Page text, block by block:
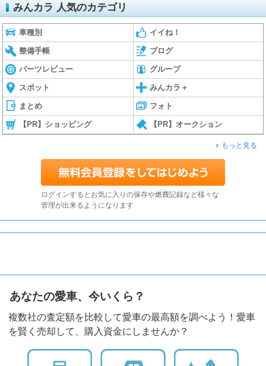
みんカラ 人気のカテゴリ
車種別 イイね！
整備手帳 ブログ
パーツレビュー グループ
スポット みんカラ＋
まとめ フォト
【PR】ショッピング 【PR】オークション
もっと見る
ログインするとお気に入りの保存や燃費記録など様々な
管理が出来るようになります
あなたの愛車、今いくら？
複数社の査定額を比較して愛車の最高額を調べよう！愛車
を賢く売却して、購入資金にしませんか？